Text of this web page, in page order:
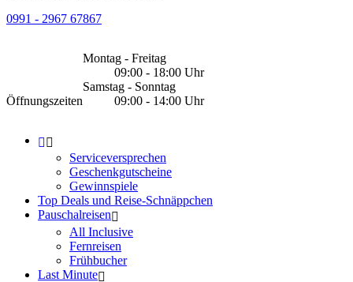
0991 - 2967 67867
Öffnungszeiten
Montag - Freitag
09:00 - 18:00 Uhr
Samstag - Sonntag
09:00 - 14:00 Uhr
Serviceversprechen
Geschenkgutscheine
Gewinnspiele
Top Deals und Reise-Schnäppchen
Pauschalreisen
All Inclusive
Fernreisen
Frühbucher
Last Minute